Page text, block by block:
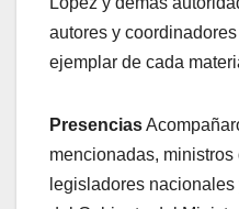
autores y
ejemplar de cada
Presencias
mencionadas,
legisladores